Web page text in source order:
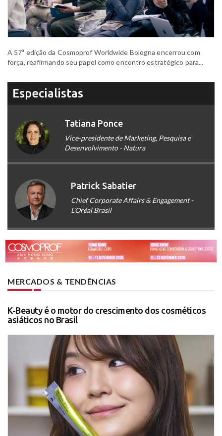
A 57ª edição da Cosmoprof Worldwide Bologna encerrou com
força, reafirmando seu papel como encontro estratégico para...
Especialistas
Tatiana Ponce
Vice-presidente de Marketing, Pesquisa e
Desenvolvimento - Natura
Patrick Sabatier
Chief Corporate Affairs & Engagement -
L'Oréal Brasil
MERCADOS & TENDÊNCIAS
K-Beauty é o motor do crescimento dos cosméticos
asiáticos no Brasil